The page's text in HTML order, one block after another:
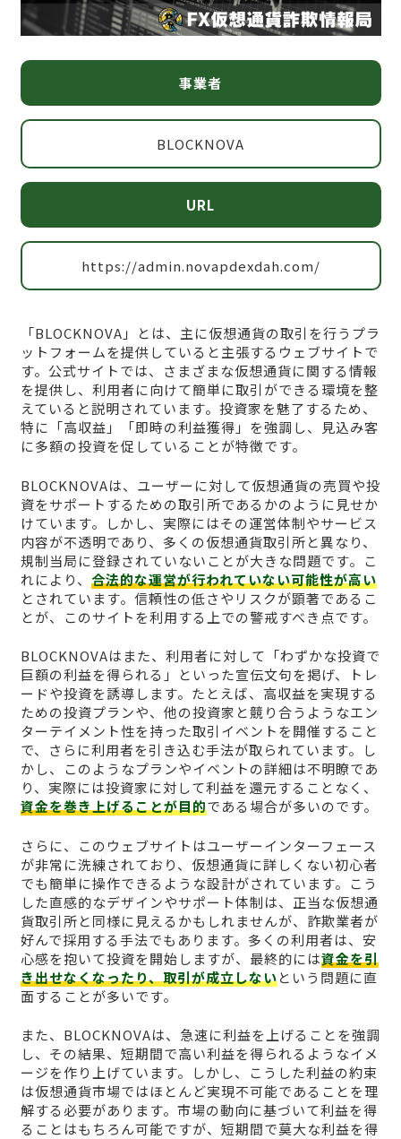
事業者
BLOCKNOVA
URL
https://admin.novapdexdah.com/
「BLOCKNOVA」とは、主に仮想通貨の取引を行うプラ
ットフォームを提供していると主張するウェブサイトで
す。公式サイトでは、さまざまな仮想通貨に関する情報
を提供し、利用者に向けて簡単に取引ができる環境を整
えていると説明されています。投資家を魅了するため、
特に「高収益」「即時の利益獲得」を強調し、見込み客
に多額の投資を促していることが特徴です。
BLOCKNOVAは、ユーザーに対して仮想通貨の売買や投
資をサポートするための取引所であるかのように見せか
けています。しかし、実際にはその運営体制やサービス
内容が不透明であり、多くの仮想通貨取引所と異なり、
規制当局に登録されていないことが大きな問題です。こ
れにより、 合法的な運営が行われていない可能性が高い
とされています。信頼性の低さやリスクが顕著であるこ
とが、このサイトを利用する上での警戒すべき点です。
BLOCKNOVAはまた、利用者に対して「わずかな投資で
巨額の利益を得られる」といった宣伝文句を掲げ、トレ
ードや投資を誘導します。たとえば、高収益を実現する
ための投資プランや、他の投資家と競り合うようなエン
ターテイメント性を持った取引イベントを開催すること
で、さらに利用者を引き込む手法が取られています。し
かし、このようなプランやイベントの詳細は不明瞭であ
り、実際には投資家に対して利益を還元することなく、
資金を巻き上げることが目的である場合が多いのです。
さらに、このウェブサイトはユーザーインターフェース
が非常に洗練されており、仮想通貨に詳しくない初心者
でも簡単に操作できるような設計がされています。こう
した直感的なデザインやサポート体制は、正当な仮想通
貨取引所と同様に見えるかもしれませんが、詐欺業者が
好んで採用する手法でもあります。多くの利用者は、安
心感を抱いて投資を開始しますが、最終的には資金を引
き出せなくなったり、取引が成立しないという問題に直
面することが多いです。
また、BLOCKNOVAは、急速に利益を上げることを強調
し、その結果、短期間で高い利益を得られるようなイメ
ージを作り上げています。しかし、こうした利益の約束
は仮想通貨市場ではほとんど実現不可能であることを理
解する必要があります。市場の動向に基づいて利益を得
ることはもちろん可能ですが、短期間で莫大な利益を得